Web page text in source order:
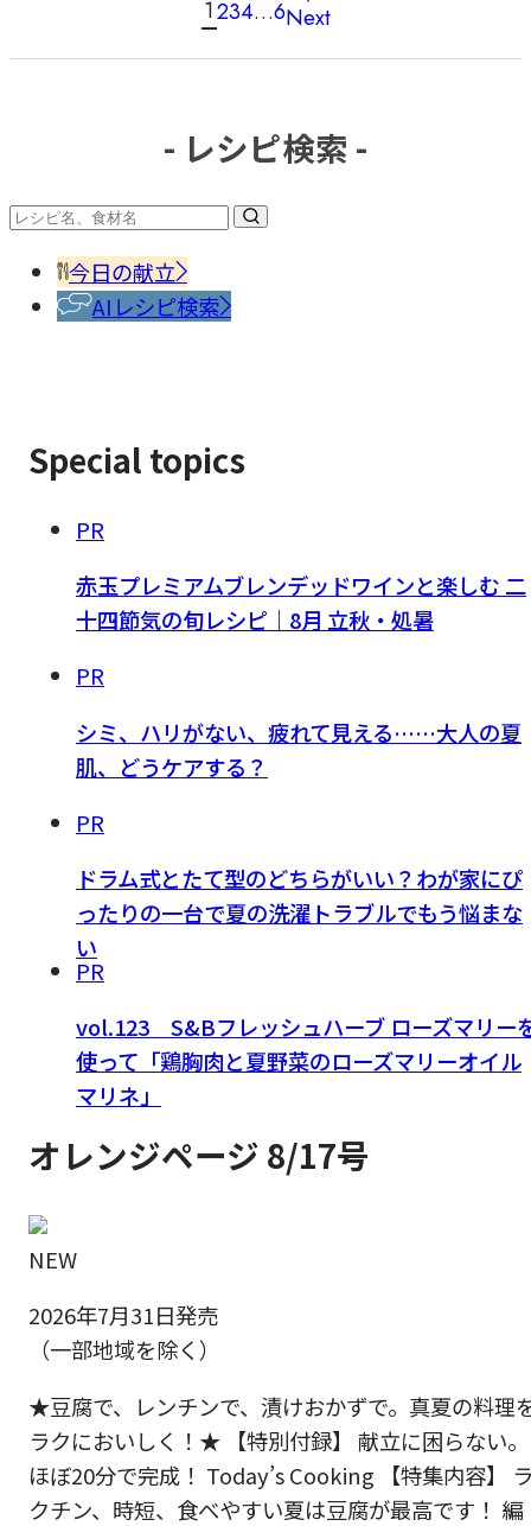
の
り
1234…6Next
- レシピ検索 -
今日の献立
AIレシピ検索
Special topics
PR
赤玉プレミアムブレンデッドワインと楽しむ 二
十四節気の旬レシピ｜8月 立秋・処暑
PR
シミ、ハリがない、疲れて見える……大人の夏
肌、どうケアする？
PR
ドラム式とたて型のどちらがいい？わが家にぴ
ったりの一台で夏の洗濯トラブルでもう悩まな
い
PR
vol.123 S&Bフレッシュハーブ ローズマリー
使って「鶏胸肉と夏野菜のローズマリーオイル
マリネ」
オレンジページ 8/17号
NEW
2026年7月31日発売
（一部地域を除く）
★豆腐で、レンチンで、漬けおかずで。真夏の料理
ラクにおいしく！★ 【特別付録】 献立に困らない。
ほぼ20分で完成！ Today’s Cooking 【特集内容】
クチン、時短、食べやすい夏は豆腐が最高です！ 編